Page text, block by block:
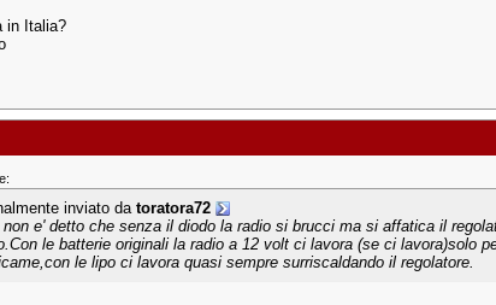
in Italia?
inviato da toratora72
non e' detto che senza il diodo la radio si brucci ma si affatica il
le batterie originali la radio a 12 volt ci lavora (se ci lavora)solo
le lipo ci lavora quasi sempre surriscaldando il regolatore.